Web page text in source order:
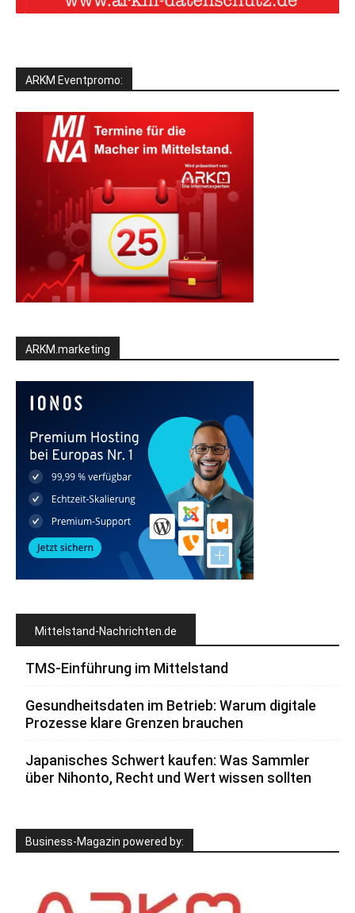
ARKM Eventpromo:
ARKM.marketing
Mittelstand-Nachrichten.de
TMS-Einführung im Mittelstand
Gesundheitsdaten im Betrieb: Warum digitale
Prozesse klare Grenzen brauchen
Japanisches Schwert kaufen: Was Sammler
über Nihonto, Recht und Wert wissen sollten
Business-Magazin powered by: